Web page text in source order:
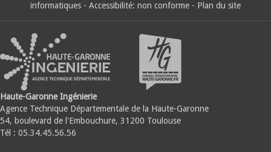
informatiques - Accessibilité: non conforme - Plan du site
Haute-Garonne Ingénierie
Agence Technique Départementale de la Haute-Garonne
54, boulevard de l'Embouchure, 31200 Toulouse
Tél : 05.34.45.56.56